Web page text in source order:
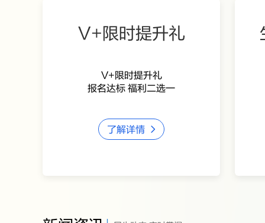
V+限时提升礼
V+限时提升礼
报名达标 福利二选一
了解详情